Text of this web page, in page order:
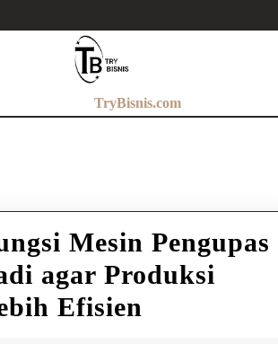
TryBisnis.com
Mesin Pengupas
agar Produksi
Efisien